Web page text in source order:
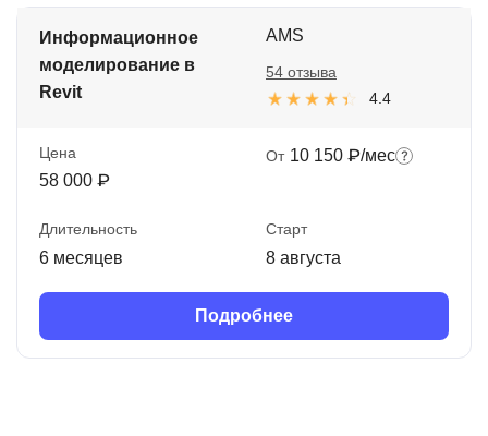
Информационное
моделирование в
Revit
AMS
4.4
54 отзыва
Цена
58 000 ₽
От 10 150 ₽/мес
Длительность
6 месяцев
Старт
8 августа
Подробнее